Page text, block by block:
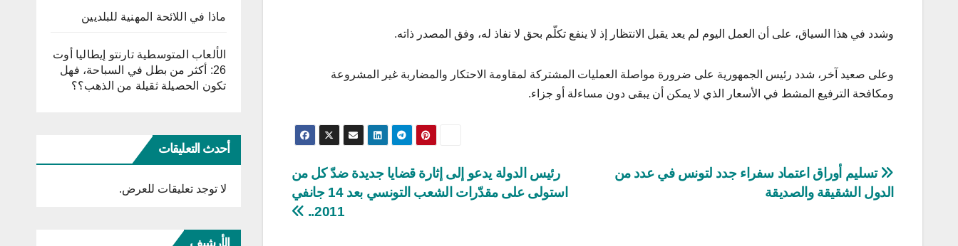
وشدد في هذا السياق، على أن العمل اليوم لم يعد يقبل الانتظار إذ لا ينفع تكلّم بحق لا نفاذ له، وفق المصدر ذاته.
وعلى صعيد آخر، شدد رئيس الجمهورية على ضرورة مواصلة العمليات المشتركة لمقاومة الاحتكار والمضاربة غير المشروعة
ومكافحة الترفيع المشط في الأسعار الذي لا يمكن أن يبقى دون مساءلة أو جزاء.
تصفّح
المقالات
رئيس الدولة يدعو إلى إثارة قضايا جديدة ضدّ كل من
استولى على مقدّرات الشعب التونسي بعد 14 جانفي
2011..
تسليم أوراق اعتماد سفراء جدد لتونس في عدد من
الدول الشقيقة والصديقة
ماذا في اللائحة المهنية للبلديين
الألعاب المتوسطية تارنتو إيطاليا أوت
26: أكثر من بطل في السباحة، فهل
تكون الحصيلة ثقيلة من الذهب؟؟
أحدث التعليقات
لا توجد تعليقات للعرض.